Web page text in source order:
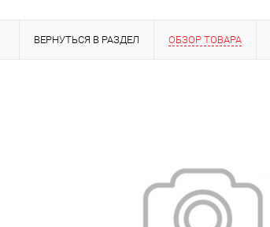
ВЕРНУТЬСЯ В РАЗДЕЛ ОБЗОР ТОВАРА